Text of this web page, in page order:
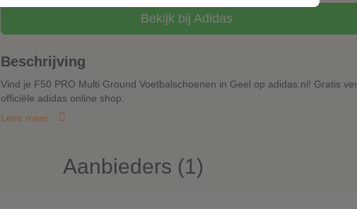
Bekijk bij Adidas
Beschrijving
Vind je F50 PRO Multi Ground Voetbalschoenen in Geel op adidas.nl! Gratis
officiële adidas online shop.
Lees meer
Aanbieders (1)